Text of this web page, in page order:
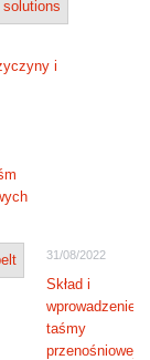
i
31/08/2022
Skład i
wprowadzenie
taśmy
przenośniowej